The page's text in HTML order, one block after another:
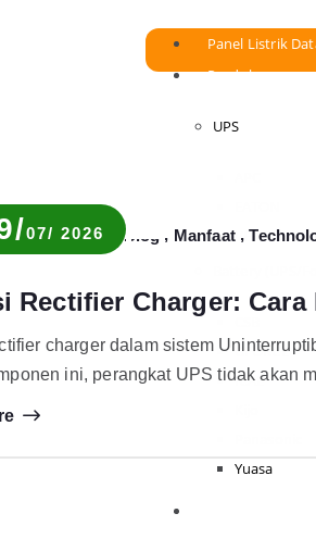
Panel Listrik
Produk
UPS
VERTIV
GFORCE
ICAL
Yuasa
07/ 2026 Blog , Manfaat,
Rectifier Charger: Cara
charger dalam sistem
ini, perangkat UPS tidak akan